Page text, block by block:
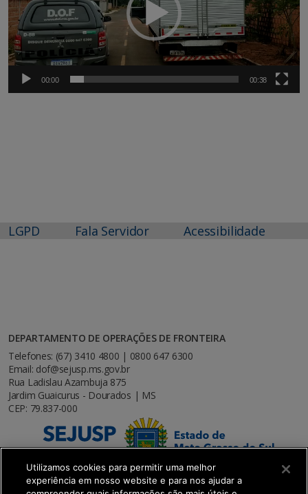
00:00 00:38
LGPD Fala Servidor Acessibilidade
DEPARTAMENTO DE OPERAÇÕES DE FRONTEIRA
Telefones: (67) 3410 4800 | 0800 647 6300
Email: dof@sejusp.ms.gov.br
Rua Ladislau Azambuja 875
Jardim Guaicurus - Dourados | MS
CEP: 79.837-000
Utilizamos cookies para permitir uma melhor
experiência em nosso website e para nos ajudar a